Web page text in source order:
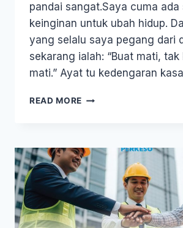
pandai sangat.Saya cuma ada
keinginan untuk ubah hidup.
yang selalu saya pegang dari
sekarang ialah: “Buat mati, tak
mati.” Ayat tu kedengaran
READ MORE